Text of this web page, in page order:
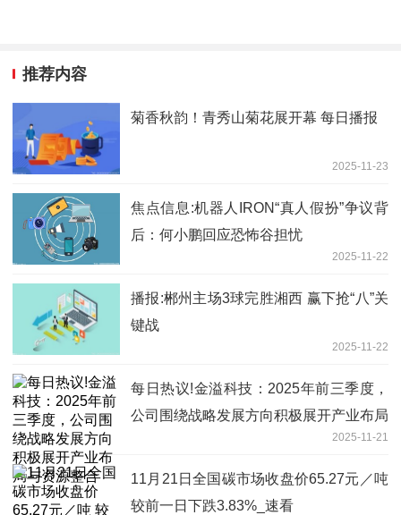
推荐内容
菊香秋韵！青秀山菊花展开幕 每日播报
2025-11-23
焦点信息:机器人IRON“真人假扮”争议背
后：何小鹏回应恐怖谷担忧
2025-11-22
播报:郴州主场3球完胜湘西 赢下抢“八”关
键战
2025-11-22
每日热议!金溢科技：2025年前三季度，
公司围绕战略发展方向积极展开产业布局
2025-11-21
11月21日全国碳市场收盘价65.27元／吨
较前一日下跌3.83%_速看